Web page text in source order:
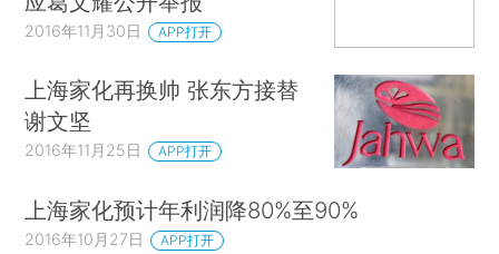
2016年11月30日 APP打开
上海家化再换帅 张东方接替
谢文坚
2016年11月25日 APP打开
上海家化预计年利润降80%至90%
2016年10月27日 APP打开